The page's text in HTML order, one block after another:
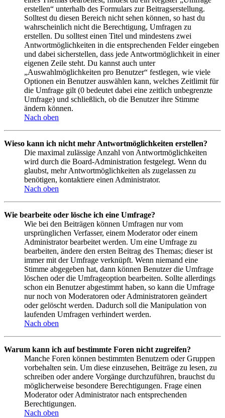
erstellen“ unterhalb des Formulars zur Beitragserstellung.
Solltest du diesen Bereich nicht sehen können, so hast du
wahrscheinlich nicht die Berechtigung, Umfragen zu
erstellen. Du solltest einen Titel und mindestens zwei
Antwortmöglichkeiten in die entsprechenden Felder eingeben
und dabei sicherstellen, dass jede Antwortmöglichkeit in einer
eigenen Zeile steht. Du kannst auch unter
„Auswahlmöglichkeiten pro Benutzer“ festlegen, wie viele
Optionen ein Benutzer auswählen kann, welches Zeitlimit für
die Umfrage gilt (0 bedeutet dabei eine zeitlich unbegrenzte
Umfrage) und schließlich, ob die Benutzer ihre Stimme
ändern können.
Nach oben
Wieso kann ich nicht mehr Antwortmöglichkeiten erstellen?
Die maximal zulässige Anzahl von Antwortmöglichkeiten
wird durch die Board-Administration festgelegt. Wenn du
glaubst, mehr Antwortmöglichkeiten als zugelassen zu
benötigen, kontaktiere einen Administrator.
Nach oben
Wie bearbeite oder lösche ich eine Umfrage?
Wie bei den Beiträgen können Umfragen nur vom
ursprünglichen Verfasser, einem Moderator oder einem
Administrator bearbeitet werden. Um eine Umfrage zu
bearbeiten, ändere den ersten Beitrag des Themas; dieser ist
immer mit der Umfrage verknüpft. Wenn niemand eine
Stimme abgegeben hat, dann können Benutzer die Umfrage
löschen oder die Umfrageoption bearbeiten. Sollte allerdings
schon ein Benutzer abgestimmt haben, so kann die Umfrage
nur noch von Moderatoren oder Administratoren geändert
oder gelöscht werden. Dadurch soll die Manipulation von
laufenden Umfragen verhindert werden.
Nach oben
Warum kann ich auf bestimmte Foren nicht zugreifen?
Manche Foren können bestimmten Benutzern oder Gruppen
vorbehalten sein. Um diese einzusehen, Beiträge zu lesen, zu
schreiben oder andere Vorgänge durchzuführen, brauchst du
möglicherweise besondere Berechtigungen. Frage einen
Moderator oder Administrator nach entsprechenden
Berechtigungen.
Nach oben